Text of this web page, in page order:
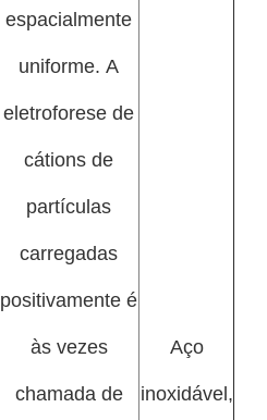
espacialmente
uniforme. A
eletroforese de
cátions de
partículas
carregadas
positivamente é
às vezes
chamada de
Aço
inoxidável,